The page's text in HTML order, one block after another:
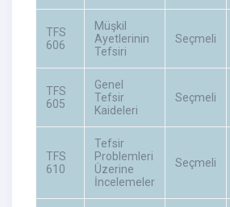
TFS
606
Müşkil
Ayetlerinin
Tefsiri
Seçmeli
TFS
605
Genel
Tefsir
Kaideleri
Seçmeli
TFS
610
Tefsir
Problemleri
Üzerine
İncelemeler
Seçmeli